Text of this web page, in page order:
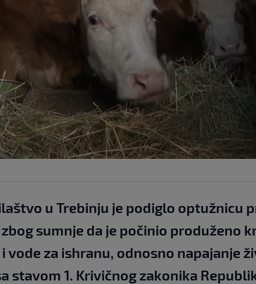
u Trebinju je podiglo optužnicu
zbog sumnje da je počinio produženo
vode za ishranu, odnosno napajanje
stavom 1. Krivičnog zakonika